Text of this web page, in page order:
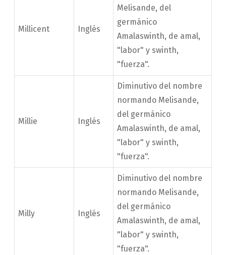
Millicent Inglés
Melisande, del
germánico
Amalaswinth, de amal,
"labor" y swinth,
"fuerza".
Millie Inglés
Diminutivo del nombre
normando Melisande,
del germánico
Amalaswinth, de amal,
"labor" y swinth,
"fuerza".
Milly Inglés
Diminutivo del nombre
normando Melisande,
del germánico
Amalaswinth, de amal,
"labor" y swinth,
"fuerza".